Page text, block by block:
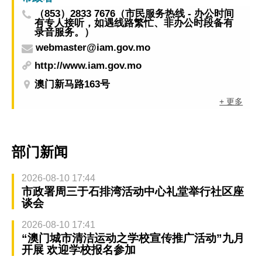
（853）2833 7676（市民服务热线 - 办公时间
有专人接听，如遇线路繁忙、非办公时段备有
录音服务。）
webmaster@iam.gov.mo
http://www.iam.gov.mo
澳门新马路163号
+ 更多
部门新闻
2026-08-10 17:44
市政署周三于石排湾活动中心礼堂举行社区座
谈会
2026-08-10 17:41
“澳门城市清洁运动之学校宣传推广活动”九月
开展 欢迎学校报名参加